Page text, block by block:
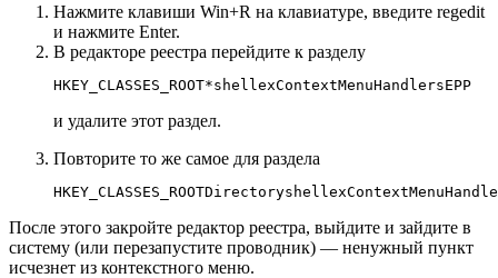
Нажмите клавиши Win+R на клавиатуре, введите regedit
и нажмите Enter.
В редакторе реестра перейдите к разделу
HKEY_CLASSES_ROOT*shellexContextMenuHandlersEPP
и удалите этот раздел.
Повторите то же самое для раздела
После этого закройте редактор реестра, выйдите и зайдите в
систему (или перезапустите проводник) — ненужный пункт
исчезнет из контекстного меню.